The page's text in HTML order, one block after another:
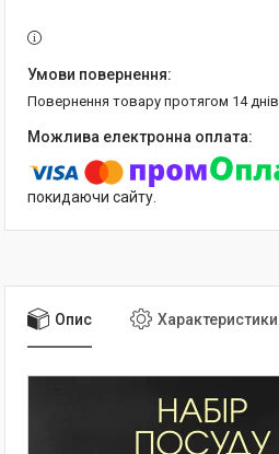
повернення товару протягом 14 днів
покидаючи сайту.
Опис Характеристики